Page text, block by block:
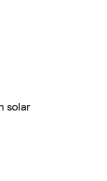
solar